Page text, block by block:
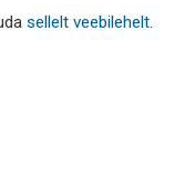
sellelt veebilehelt.